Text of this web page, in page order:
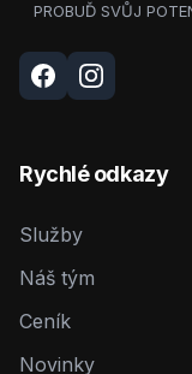
PROBUĎ SVŮJ
Rychlé odkazy
Služby
Náš tým
Ceník
Novinky